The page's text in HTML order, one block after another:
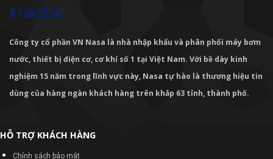
Công ty cổ phần VN Nasa là nhà nhập khẩu và phân phối máy bơm
nước, thiết bị điện cơ, cơ khí số 1 tại Việt Nam. Với bề dày kinh
nghiệm 15 năm trong lĩnh vực này, Nasa tự hào là thương hiệu tin
dùng của hàng ngàn khách hàng trên khắp 63 tỉnh, thành phố.
HỖ TRỢ KHÁCH HÀNG
Chính sách bảo mật